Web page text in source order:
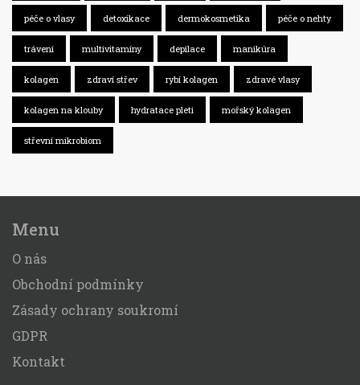
péče o vlasy detoxikace dermokosmetika péče o nehty
trávení multivitamíny depilace manikúra
kolagen zdraví střev rybí kolagen zdravé vlasy
kolagen na klouby hydratace pleti mořský kolagen
střevní mikrobiom
Menu
O nás
Obchodní podmínky
Zásady ochrany soukromí
GDPR
Kontakt